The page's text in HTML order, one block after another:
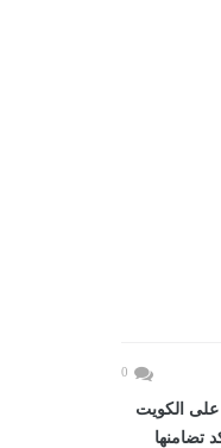
0
على الكويت
تضامنها